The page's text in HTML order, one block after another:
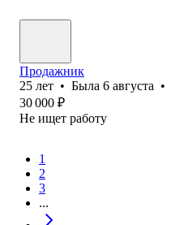
Продажник
25 лет • Была 6 августа •
30 000 ₽
Не ищет работу
1
2
3
...